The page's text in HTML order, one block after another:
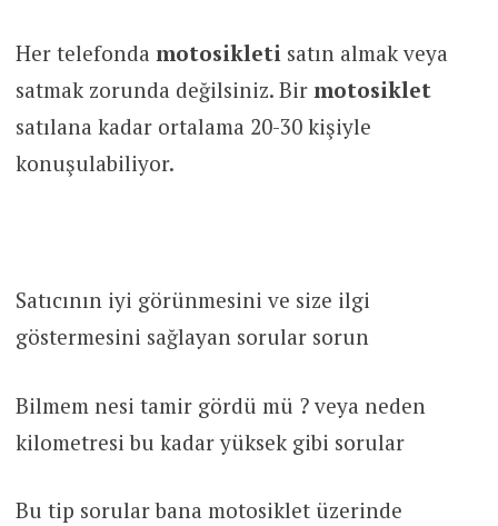
Her telefonda motosikletisatın almak veya
satmak zorunda değilsiniz. Bir motosiklet
satılana kadar ortalama 20-30 kişiyle
konuşulabiliyor.
Satıcının iyi görünmesini ve size ilgi
göstermesini sağlayan sorular sorun
Bilmem nesi tamir gördü mü ? veya neden
kilometresi bu kadar yüksek gibi sorular
Bu tip sorular bana motosiklet üzerinde